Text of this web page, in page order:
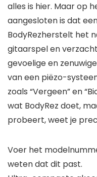
alles is hier. Maar op
aangesloten is dat
BodyRezherstelt het
gitaarspel en
gevoelige en
van een piëzo-
zoals “Vergeen” en
wat BodyRez doet,
probeert, weet je
Voer het
weten dat dit past.